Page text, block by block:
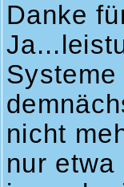
Danke
nicht
nur